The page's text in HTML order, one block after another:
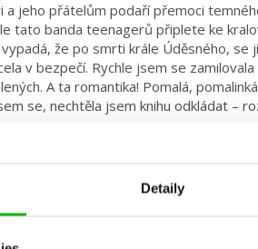
Detaily
a jeho přátelům podaří přemoci
tato banda teenagerů připlete ke
že po smrti krále Úděsného, se
v bezpečí. Rychle jsem se
A ta romantika! Pomalá,
se, nechtěla jsem knihu odkládat –